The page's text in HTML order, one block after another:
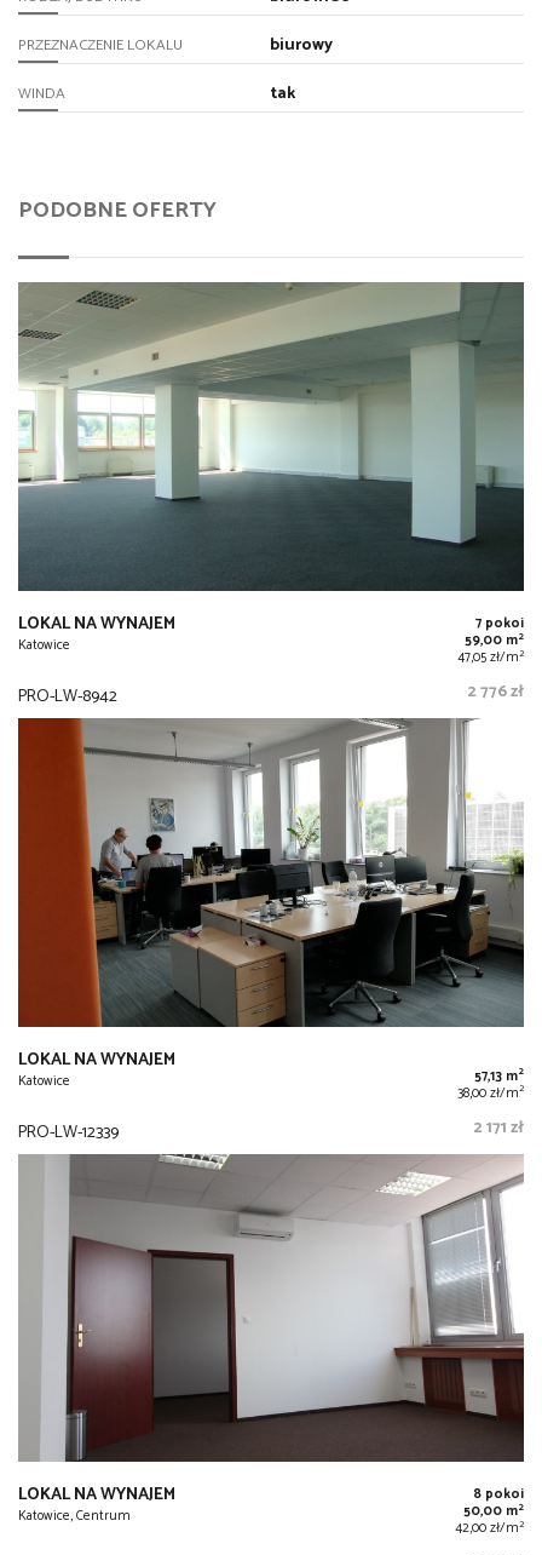
PRZEZNACZENIE LOKALU biurowy
WINDA tak
PODOBNE OFERTY
LOKAL NA WYNAJEM
Katowice
7 pokoi
59,00 m2
47,05 zł/m2
PRO-LW-8942 2 776 zł
LOKAL NA WYNAJEM
Katowice 57,13 m2
38,00 zł/m2
PRO-LW-12339 2 171 zł
LOKAL NA WYNAJEM
Katowice, Centrum
8 pokoi
50,00 m2
42,00 zł/m2